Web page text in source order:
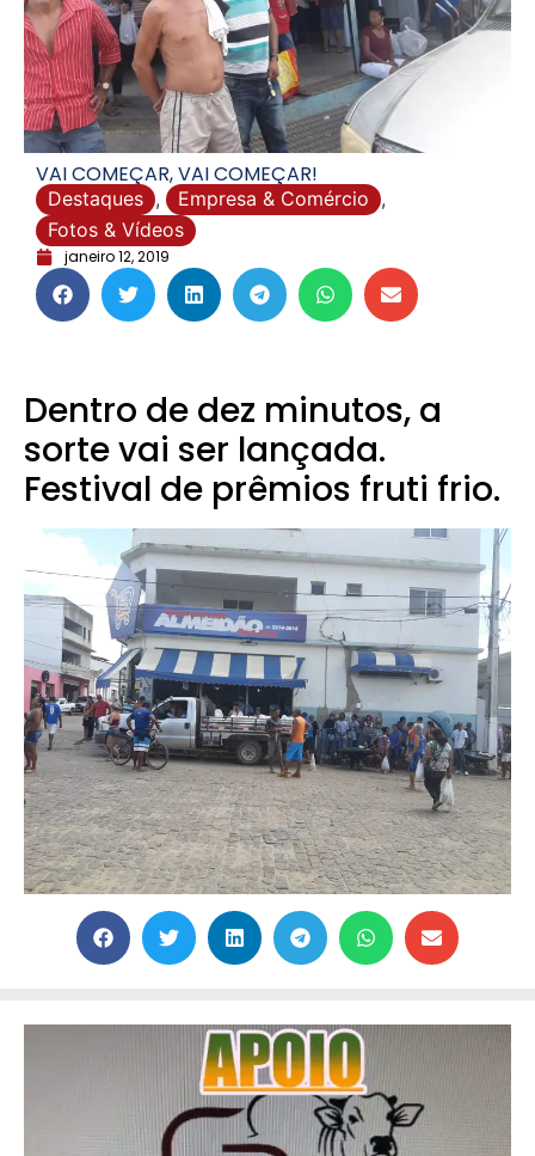
VAI COMEÇAR, VAI COMEÇAR!
Destaques , Empresa & Comércio ,
Fotos & Vídeos
janeiro 12, 2019
Dentro de dez minutos, a
sorte vai ser lançada.
Festival de prêmios fruti frio.